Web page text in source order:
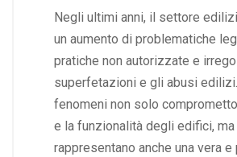
Negli ultimi anni, il settore
un aumento di problematiche
pratiche non autorizzate e
superfetazioni e gli abusi
fenomeni non solo
e la funzionalità degli edifici, ma
rappresentano anche una vera e